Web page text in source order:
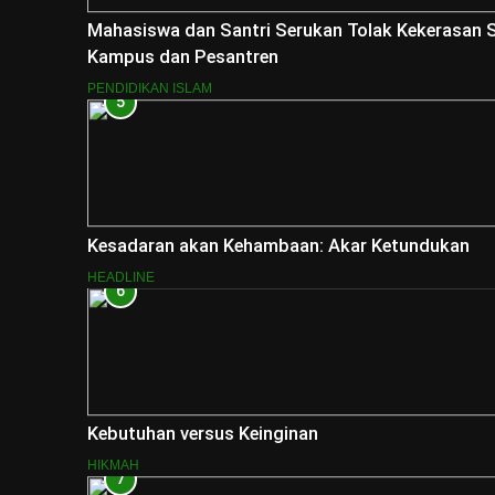
Mahasiswa dan Santri Serukan Tolak Kekerasan
Kampus dan Pesantren
PENDIDIKAN ISLAM
5
Kesadaran akan Kehambaan: Akar Ketundukan
HEADLINE
6
Kebutuhan versus Keinginan
HIKMAH
7